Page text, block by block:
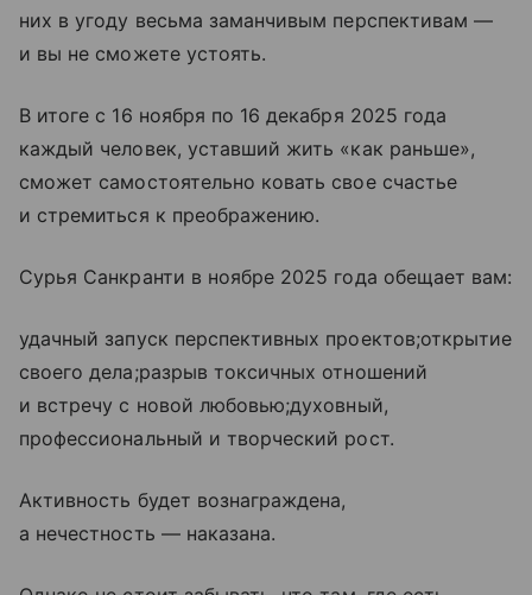
них в угоду весьма заманчивым перспективам —
и вы не сможете устоять.
В итоге с 16 ноября по 16 декабря 2025 года
каждый человек, уставший жить «как раньше»,
сможет самостоятельно ковать свое счастье
и стремиться к преображению.
Сурья Санкранти в ноябре 2025 года обещает вам:
удачный запуск перспективных проектов;открытие
своего дела;разрыв токсичных отношений
и встречу с новой любовью;духовный,
профессиональный и творческий рост.
Активность будет вознаграждена,
а нечестность — наказана.